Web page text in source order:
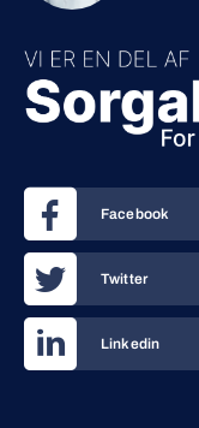
Facebook
Twitter
Linkedin